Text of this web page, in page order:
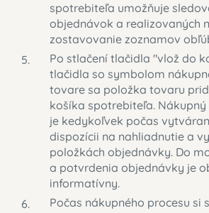
spotrebiteľa umožňuje
objednávok a realizovaných
zostavovanie zoznamov
Po stlačení tlačidla "vlož do
tlačidla so symbolom
tovare sa položka tovaru
košíka spotrebiteľa.
je kedykoľvek počas
dispozícii na nahliadnutie a
položkách objednávky. Do
a potvrdenia objednávky je
informatívny.
Počas nákupného procesu si